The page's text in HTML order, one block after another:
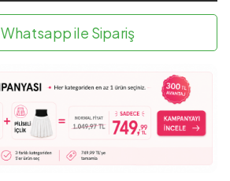
Whatsapp ile Sipariş